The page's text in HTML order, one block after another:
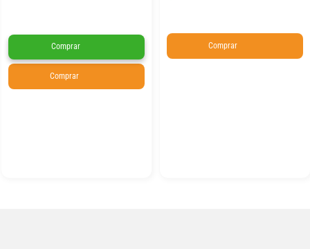
Comprar
Comprar
Comprar